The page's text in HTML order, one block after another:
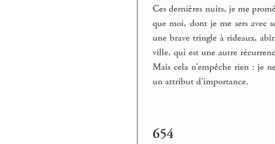
Ces dernières nuits, je me
que moi, dont je me sers avec
une brave tringle à rideaux,
ville, qui est une autre
Mais cela n’empêche rien : je
un attribut d’importance.
654